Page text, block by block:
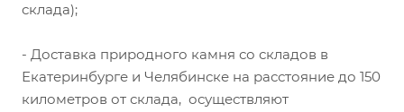
склада);
- Доставка природного камня со складов в
Екатеринбурге и Челябинске на расстояние до 150
километров от склада, осуществляют